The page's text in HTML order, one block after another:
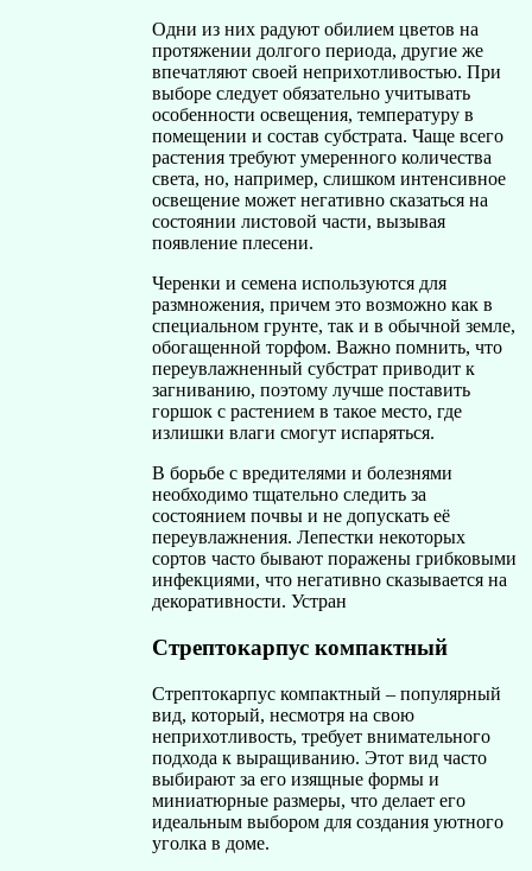
Одни из них радуют обилием цветов на
протяжении долгого периода, другие же
впечатляют своей неприхотливостью. При
выборе следует обязательно учитывать
особенности освещения, температуру в
помещении и состав субстрата. Чаще всего
растения требуют умеренного количества
света, но, например, слишком интенсивное
освещение может негативно сказаться на
состоянии листовой части, вызывая
появление плесени.
Черенки и семена используются для
размножения, причем это возможно как в
специальном грунте, так и в обычной земле,
обогащенной торфом. Важно помнить, что
переувлажненный субстрат приводит к
загниванию, поэтому лучше поставить
горшок с растением в такое место, где
излишки влаги смогут испаряться.
В борьбе с вредителями и болезнями
необходимо тщательно следить за
состоянием почвы и не допускать её
переувлажнения. Лепестки некоторых
сортов часто бывают поражены грибковыми
инфекциями, что негативно сказывается на
декоративности. Устран
Стрептокарпус компактный
Стрептокарпус компактный – популярный
вид, который, несмотря на свою
неприхотливость, требует внимательного
подхода к выращиванию. Этот вид часто
выбирают за его изящные формы и
миниатюрные размеры, что делает его
идеальным выбором для создания уютного
уголка в доме.